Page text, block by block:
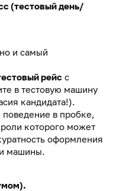
(тестовый день/
и самый
рейс с
в тестовую машину
кандидата!).
поведение в пробке,
которого может
оформления
машины.